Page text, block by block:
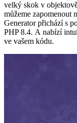
velký skok v
můžeme zapomenout
Generator přichází s
PHP 8.4. A nabízí
ve vašem kódu.